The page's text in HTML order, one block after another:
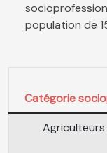
population de
Catégorie